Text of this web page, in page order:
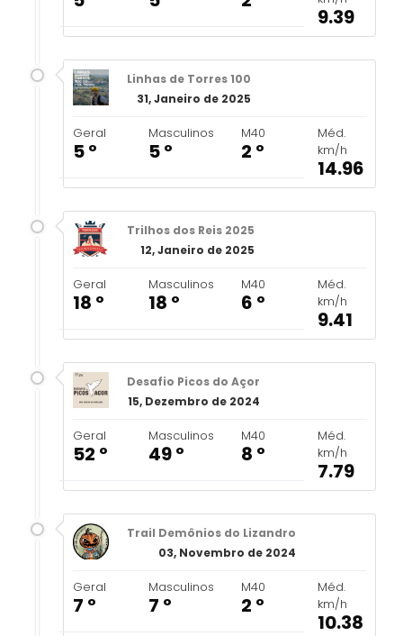
9.39
Linhas de Torres 100
31, Janeiro de 2025
Geral
5 º
Masculinos
5 º
M40
2 º
Méd.
km/h
14.96
Trilhos dos Reis 2025
12, Janeiro de 2025
Geral
18 º
Masculinos
18 º
M40
6 º
Méd.
km/h
9.41
Desafio Picos do Açor
15, Dezembro de 2024
Geral
52 º
Masculinos
49 º
M40
8 º
Méd.
km/h
7.79
Trail Demônios do Lizandro
03, Novembro de 2024
Geral
7 º
Masculinos
7 º
M40
2 º
Méd.
km/h
10.38